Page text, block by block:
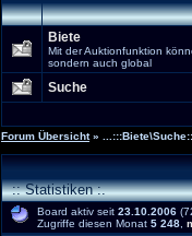
Biete
Mit der Auktionfunktion
sondern auch global
Suche
Forum Übersicht »
:: Statistiken :.
Board aktiv seit 23.10.2006
Zugriffe diesen Monat 5 248